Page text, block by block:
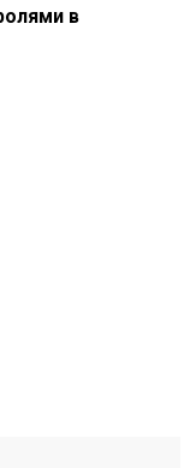
в